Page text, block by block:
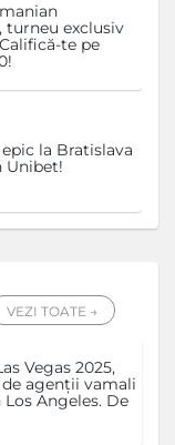
turneu exclusiv
te pe
la Bratislava
Unibet!
VEZI TOATE →
Vegas 2025,
agenții vamali
Angeles. De